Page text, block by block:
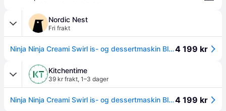
Nordic Nest
Fri frakt
Ninja Ninja Creami Swirl is- og dessertmaskin Black4 199 kr
Kitchentime
39 kr frakt, 1–3 dager
Ninja Ninja Creami Swirl is- og dessertmaskin Black4 199 kr